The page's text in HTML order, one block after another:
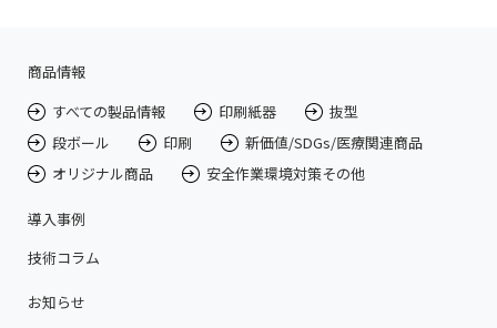
商品情報
すべての製品情報
印刷紙器
抜型
段ボール
印刷
新価値/SDGs/医療関連商品
オリジナル商品
安全作業環境対策その他
導入事例
技術コラム
お知らせ